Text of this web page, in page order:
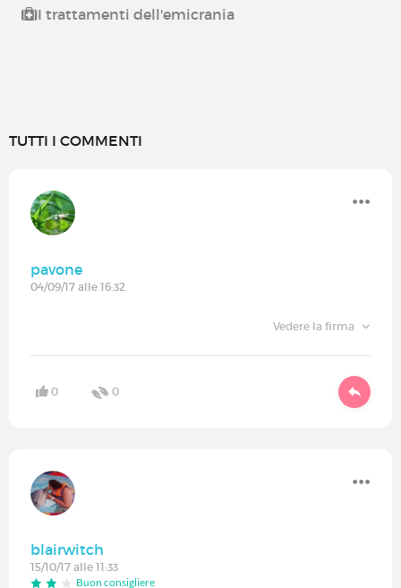
I trattamenti dell'emicrania
TUTTI I COMMENTI
pavone
04/09/17 alle 16:32
Vedere la firma
0 0
blairwitch
15/10/17 alle 11:33
Buon consigliere